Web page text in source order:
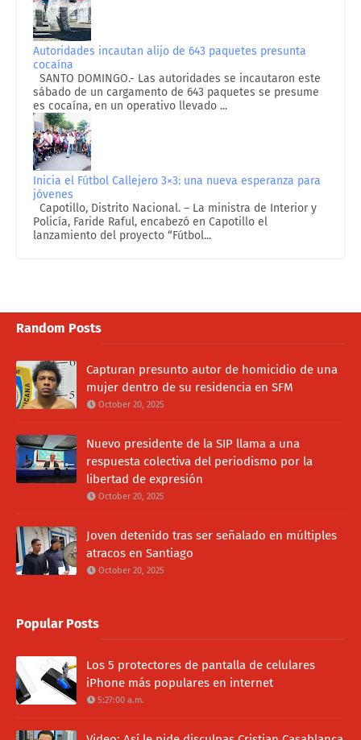
Autoridades incautan alijo de 643 paquetes presunta
cocaína
SANTO DOMINGO.- Las autoridades se incautaron este
sábado de un cargamento de 643 paquetes se presume
es cocaína, en un operativo llevado ...
Inicia el Fútbol Callejero 3×3: una nueva esperanza para
jóvenes
Capotillo, Distrito Nacional. – La ministra de Interior y
Policía, Faride Raful, encabezó en Capotillo el
lanzamiento del proyecto “Fútbol...
Random Posts
Capturan presunto autor de homicidio de una
mujer dentro de su residencia en SFM
October 20, 2025
Nuevo presidente de la SIP llama a una
respuesta colectiva del periodismo por la
libertad de expresión
October 20, 2025
Joven detenido tras ser señalado en múltiples
atracos en Santiago
October 20, 2025
Popular Posts
Los 5 protectores de pantalla de celulares
iPhone más populares en internet
5:27:00 a.m.